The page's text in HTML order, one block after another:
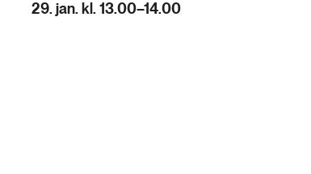
29. jan. kl. 13.00–14.00